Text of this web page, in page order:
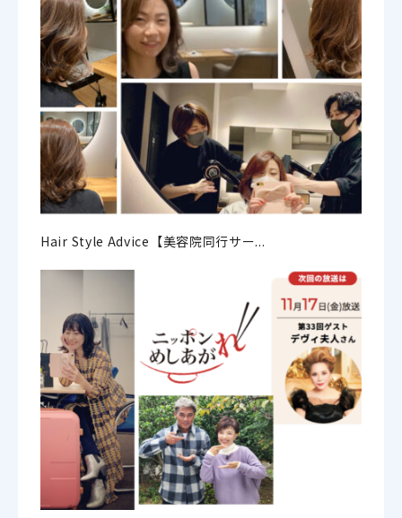
Hair Style Advice【美容院同行サー...